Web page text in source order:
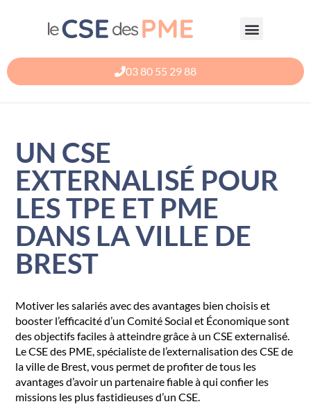
03 80 55 29 88
UN CSE
EXTERNALISÉ POUR
LES TPE ET PME
DANS LA VILLE DE
BREST
Motiver les salariés avec des avantages bien choisis et
booster l’efficacité d’un Comité Social et Économique sont
des objectifs faciles à atteindre grâce à un CSE externalisé.
Le CSE des PME, spécialiste de l’externalisation des CSE de
la ville de Brest, vous permet de profiter de tous les
avantages d’avoir un partenaire fiable à qui confier les
missions les plus fastidieuses d’un CSE.